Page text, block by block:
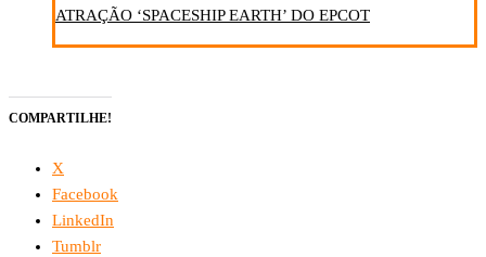
ATRAÇÃO ‘SPACESHIP EARTH’ DO EPCOT
COMPARTILHE!
X
Facebook
LinkedIn
Tumblr